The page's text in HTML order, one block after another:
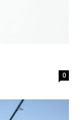
0